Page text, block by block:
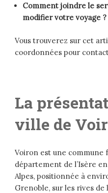
Comment joindre le
modifier votre voyage ?
Vous trouverez sur cet
coordonnées pour
La
ville de
Voiron est une commune
département de l’Isère
Alpes, positionnée à
Grenoble, sur les rives de